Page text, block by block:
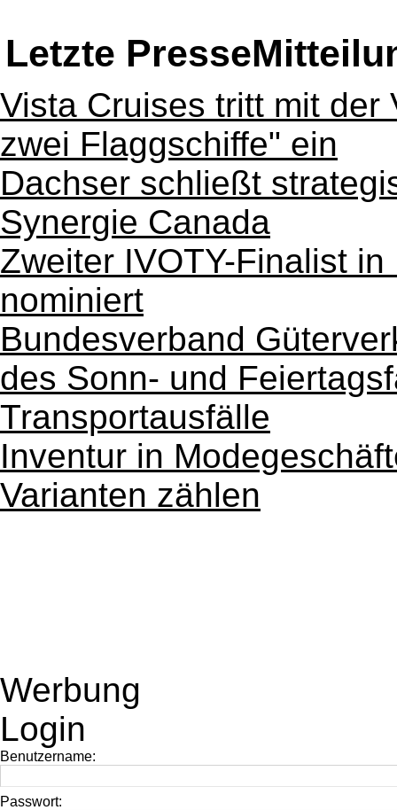
Letzte
Vista Cruises tritt mit der
zwei Flaggschiffe" ein
Dachser schließt
Synergie Canada
Zweiter IVOTY-Finalist
nominiert
Bundesverband
des Sonn- und
Transportausfälle
Inventur in
Varianten zählen
Werbung
Login
Benutzername:
Passwort: